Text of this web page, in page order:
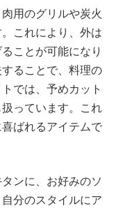
用のグリルや炭火
これにより、外は
ことが可能になり
ることで、料理の
では、予めカット
っています。これ
ばれるアイテムで
ンに、お好みのソ
分のスタイルにア